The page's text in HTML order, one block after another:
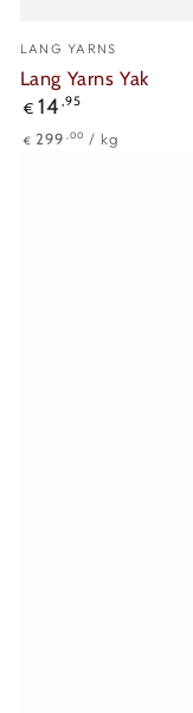
Verkäufer/in:
LANG YARNS
Lang Yarns Yak
Regulärer
Preis
€ 14 ,95
Stückpreis
€ 299 ,00 / pro
kg